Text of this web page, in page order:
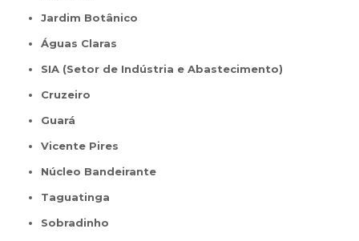
Jardim Botânico
Águas Claras
SIA (Setor de Indústria e Abastecimento)
Cruzeiro
Guará
Vicente Pires
Núcleo Bandeirante
Taguatinga
Sobradinho